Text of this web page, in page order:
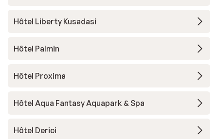
Hôtel Liberty Kusadasi
Hôtel Palmin
Hôtel Proxima
Hôtel Aqua Fantasy Aquapark & Spa
Hôtel Derici